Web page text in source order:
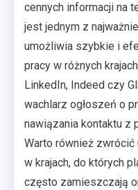
cennych informacji na
jest jednym z
umożliwia szybkie i
pracy w różnych
LinkedIn, Indeed czy
wachlarz ogłoszeń o
nawiązania kontaktu z
Warto również zwrócić
w krajach, do których
często zamieszczają